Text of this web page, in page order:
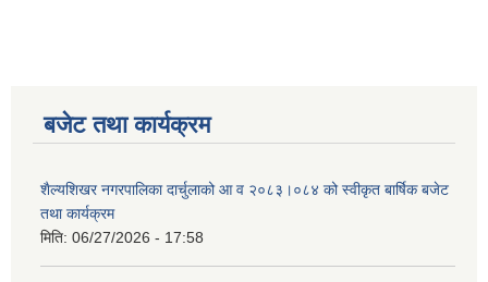
बजेट तथा कार्यक्रम
शैल्यशिखर नगरपालिका दार्चुलाको आ व २०८३।०८४ को स्वीकृत बार्षिक बजेट
तथा कार्यक्रम
मिति: 06/27/2026 - 17:58